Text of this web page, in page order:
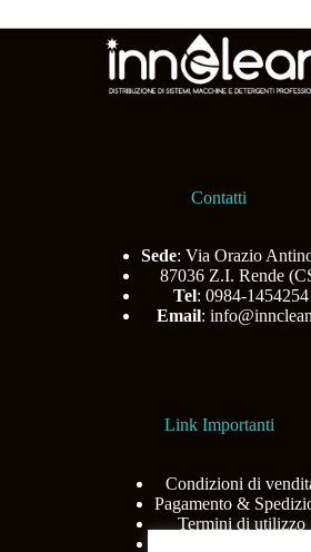
Contatti
Sede: Via Orazio
87036 Z.I. Rende
Tel: 0984-1454254
Email:
Link Importanti
Condizioni di
Pagamento &
Termini di utilizzo